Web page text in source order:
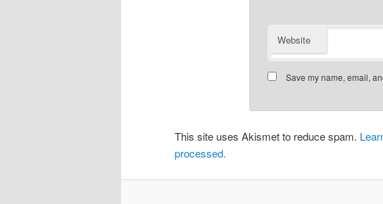
Website
Save my name, email,
This site uses Akismet to reduce spam.
processed.